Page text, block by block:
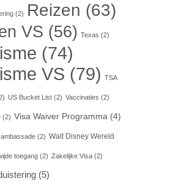
(2) Reizen (63)
VS (56) Texas (2)
(74)
VS (79) TSA
US Bucket List(2) Vaccinaties (2)
(2) Visa Waiver Programma(4)
(2) Walt Disney Wereld
toegang(2) Zakelijke Visa(2)
(5)